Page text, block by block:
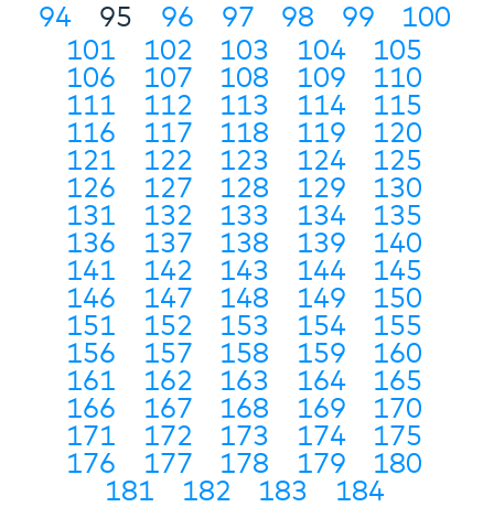
94
95 96 97 98 99
100
101
102 103 104
105
106
107 108 109
110
111
112 113 114
115
116
117 118 119
120
121
122 123 124
125
126
127 128 129
130
131
132 133 134
135
136
137 138 139
140
141
142 143 144
145
146
147 148 149
150
151
152 153 154
155
156
157 158 159
160
161
162 163 164
165
166
167 168 169
170
171
172 173 174
175
176
177 178 179
180
181
182 183 184